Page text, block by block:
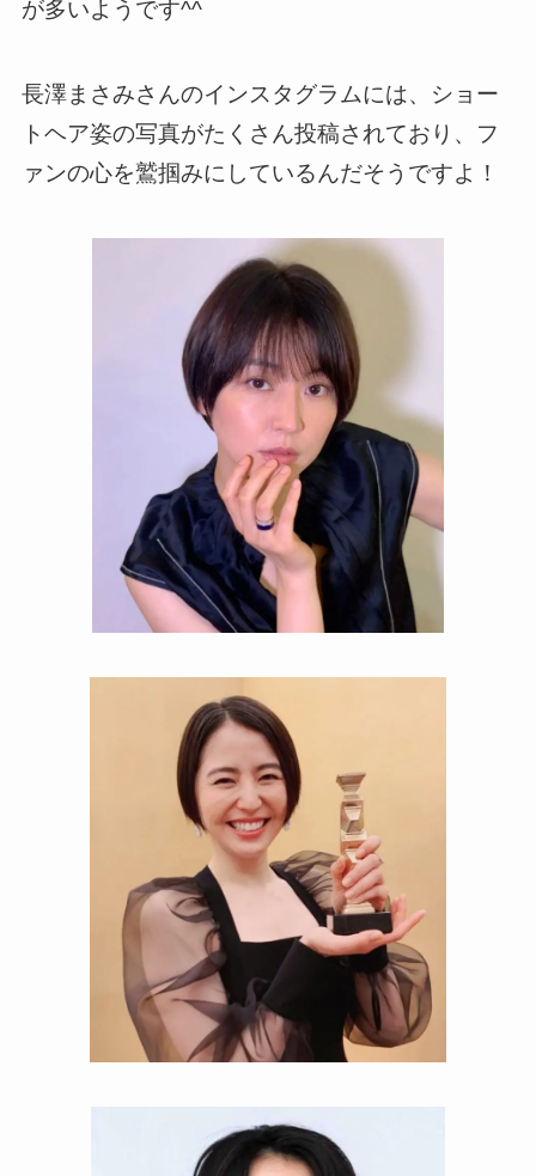
が多いようです^^
長澤まさみさんのインスタグラムには、ショー
トヘア姿の写真がたくさん投稿されており、フ
ァンの心を鷲掴みにしているんだそうですよ！